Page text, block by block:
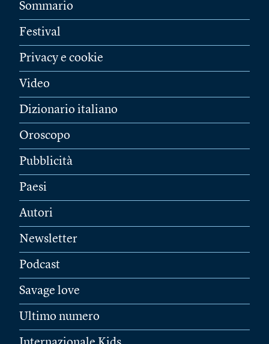
Sommario
Festival
Privacy e cookie
Video
Dizionario italiano
Oroscopo
Pubblicità
Paesi
Autori
Newsletter
Podcast
Savage love
Ultimo numero